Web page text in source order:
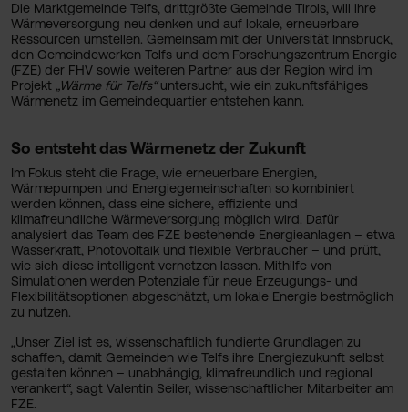
Die Marktgemeinde Telfs, drittgrößte Gemeinde Tirols, will ihre
Wärmeversorgung neu denken und auf lokale, erneuerbare
Ressourcen umstellen. Gemeinsam mit der Universität Innsbruck,
den Gemeindewerken Telfs und dem Forschungszentrum Energie
(FZE) der FHV sowie weiteren Partner aus der Region wird im
Projekt „Wärme für Telfs“untersucht, wie ein zukunftsfähiges
Wärmenetz im Gemeindequartier entstehen kann.
So entsteht das Wärmenetz der Zukunft
Im Fokus steht die Frage, wie erneuerbare Energien,
Wärmepumpen und Energiegemeinschaften so kombiniert
werden können, dass eine sichere, effiziente und
klimafreundliche Wärmeversorgung möglich wird. Dafür
analysiert das Team des FZE bestehende Energieanlagen – etwa
Wasserkraft, Photovoltaik und flexible Verbraucher – und prüft,
wie sich diese intelligent vernetzen lassen. Mithilfe von
Simulationen werden Potenziale für neue Erzeugungs- und
Flexibilitätsoptionen abgeschätzt, um lokale Energie bestmöglich
zu nutzen.
„Unser Ziel ist es, wissenschaftlich fundierte Grundlagen zu
schaffen, damit Gemeinden wie Telfs ihre Energiezukunft selbst
gestalten können – unabhängig, klimafreundlich und regional
verankert“, sagt Valentin Seiler, wissenschaftlicher Mitarbeiter am
FZE.